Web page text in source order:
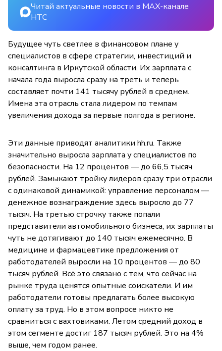
Читай актуальные новости в MAX-канале
НТС
Будущее чуть светлее в финансовом плане у
специалистов в сфере стратегии, инвестиций и
консалтинга в Иркутской области. Их зарплата с
начала года выросла сразу на треть и теперь
составляет почти 141 тысячу рублей в среднем.
Имена эта отрасль стала лидером по темпам
увеличения дохода за первые полгода в регионе.
Эти данные приводят аналитики hh.ru. Также
значительно выросла зарплата у специалистов по
безопасности. На 12 процентов — до 66,5 тысяч
рублей. Замыкают тройку лидеров сразу три отрасли
с одинаковой динамикой: управление персоналом —
денежное вознаграждение здесь выросло до 77
тысяч. На третью строчку также попали
представители автомобильного бизнеса, их зарплаты
чуть не дотягивают до 140 тысяч ежемесячно. В
медицине и фармацевтике предложения от
работодателей выросли на 10 процентов — до 80
тысяч рублей. Всё это связано с тем, что сейчас на
рынке труда ценятся опытные соискатели. И им
работодатели готовы предлагать более высокую
оплату за труд. Но в этом вопросе никто не
сравниться с вахтовиками. Летом средний доход в
этом сегменте достиг 187 тысяч рублей. Это на 4%
выше, чем годом ранее.